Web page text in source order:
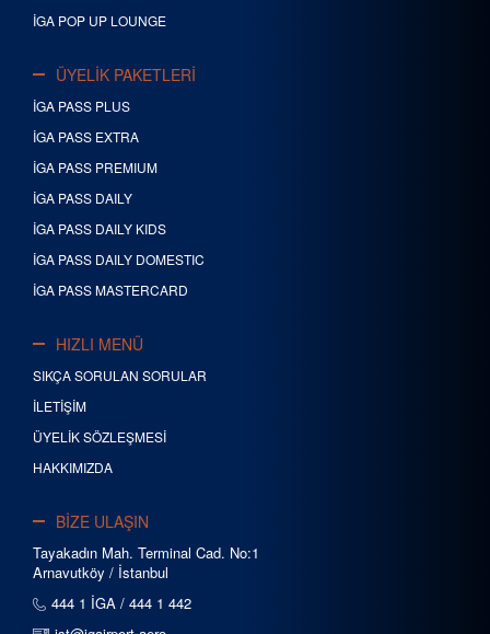
İGA POP UP LOUNGE
ÜYELİK PAKETLERİ
İGA PASS PLUS
İGA PASS EXTRA
İGA PASS PREMIUM
İGA PASS DAILY
İGA PASS DAILY KIDS
İGA PASS DAILY DOMESTIC
İGA PASS MASTERCARD
HIZLI MENÜ
SIKÇA SORULAN SORULAR
İLETİŞİM
ÜYELİK SÖZLEŞMESİ
HAKKIMIZDA
BİZE ULAŞIN
Tayakadın Mah. Terminal Cad. No:1
Arnavutköy / İstanbul
444 1 İGA / 444 1 442